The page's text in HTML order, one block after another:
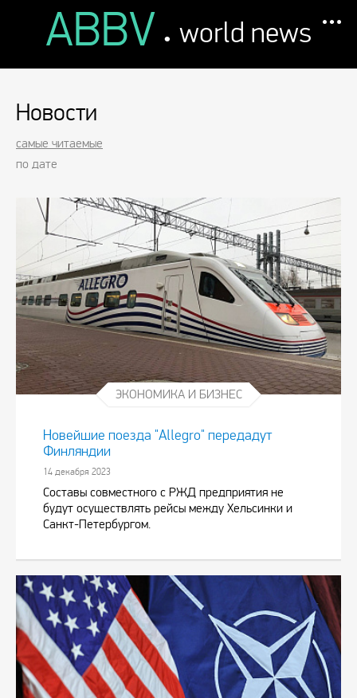
ABBV . world news
Новости
самые читаемые
по дате
ЭКОНОМИКА И БИЗНЕС
Новейшие поезда "Allegro" передадут
Финляндии
14 декабря 2023
Составы совместного с РЖД предприятия не
будут осуществлять рейсы между Хельсинки и
Санкт-Петербургом.